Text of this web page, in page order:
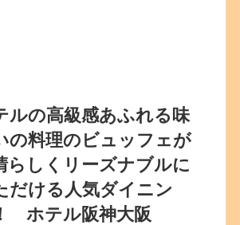
ルの高級感あふれる味
の料理のビュッフェが
らしくリーズナブルに
だける人気ダイニン
ホテル阪神大阪